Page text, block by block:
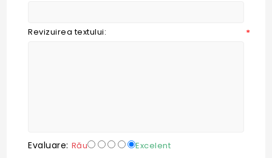
Revizuirea textului: *
Evaluare: Rău Excelent